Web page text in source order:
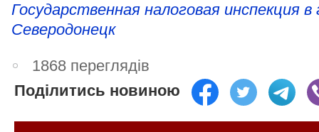
Государственная налоговая инспекция в
Северодонецк
1868 переглядів
Поділитись новиною